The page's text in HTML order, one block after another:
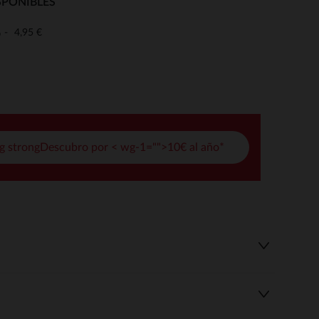
de privacidad, garantizando el cumplimiento de las
4,95 €
strongDescubro por < wg-1="">10€ al año*